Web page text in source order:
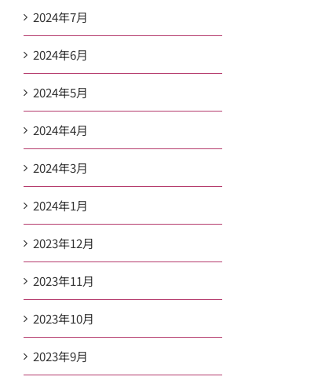
2024年7月
2024年6月
2024年5月
2024年4月
2024年3月
2024年1月
2023年12月
2023年11月
2023年10月
2023年9月